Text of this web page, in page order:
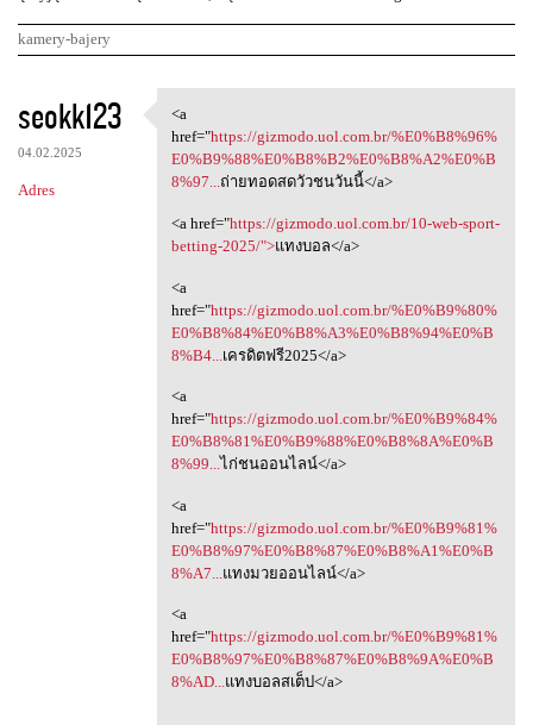
kamery-bajery
K
o
m
e
seokk123
04.02.2025
Adres
<a href="https://gizmodo.uol
<a
href="https://gizmodo.uol.com.br/%E0%B8%96%
E0%B9%88%E0%B8%B2%E0%B8%A2%E0%B
8%97...ถ่ายทอดสดวัวชนวันนี้</a>
<a href="https://gizmodo.uol.com.br/10-web-sport-
betting-2025/">แทงบอล</a>
<a
href="https://gizmodo.uol.com.br/%E0%B9%80%
E0%B8%84%E0%B8%A3%E0%B8%94%E0%B
8%B4... เครดิตฟรี2025</a>
<a
href="https://gizmodo.uol.com.br/%E0%B9%84%
E0%B8%81%E0%B9%88%E0%B8%8A%E0%B
8%99...ไก่ชนออนไลน์</a>
<a
href="https://gizmodo.uol.com.br/%E0%B9%81%
E0%B8%97%E0%B8%87%E0%B8%A1%E0%B
8%A7... แทงมวยออนไลน์</a>
<a
href="https://gizmodo.uol.com.br/%E0%B9%81%
E0%B8%97%E0%B8%87%E0%B8%9A%E0%B
8%AD...แทงบอลสเต็ป</a>